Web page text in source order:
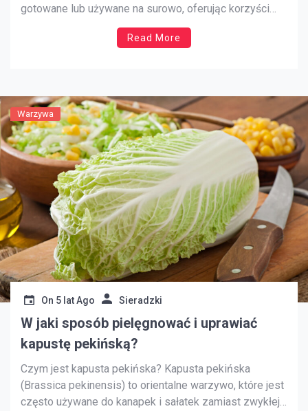
gotowane lub używane na surowo, oferując korzyści
odżywcze. Wiedza o tym, kiedy zbierać kapustę
pozwala na uzyskanie najbardziej odżywczych doznań
Read More
Warzywa
On 5 lat Ago Sieradzki
W jaki sposób pielęgnować i uprawiać
kapustę pekińską?
Czym jest kapusta pekińska? Kapusta pekińska
(Brassica pekinensis) to orientalne warzywo, które jest
często używane do kanapek i sałatek zamiast zwykłej